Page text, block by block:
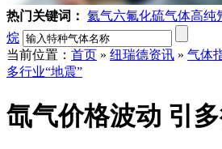
热门关键词： 氦气六氟化硫气体高纯
烷
当前位置： 首页 » 纽瑞德资讯 » 气体
多行业“地震”
氙气价格波动 引